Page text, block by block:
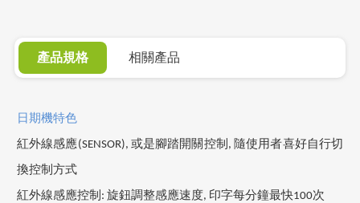
產品規格 相關產品
日期機特色
紅外線感應 (SENSOR), 或是腳踏開關控制 , 隨使用者喜好自行切
換控制方式
紅外線感應控制 : 旋鈕調整感應速度, 印字每分鐘最快100次